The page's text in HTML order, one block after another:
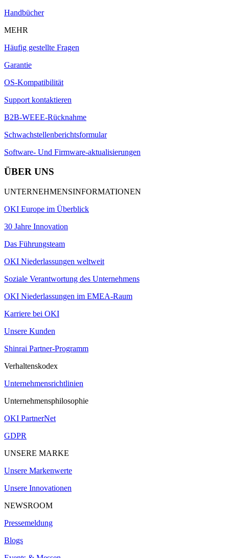
Handbücher
MEHR
Häufig gestellte Fragen
Garantie
OS-Kompatibilität
Support kontaktieren
B2B-WEEE-Rücknahme
Schwachstellenberichtsformular
Software- Und Firmware-aktualisierungen
ÜBER UNS
UNTERNEHMENSINFORMATIONEN
OKI Europe im Überblick
30 Jahre Innovation
Das Führungsteam
OKI Niederlassungen weltweit
Soziale Verantwortung des Unternehmens
OKI Niederlassungen im EMEA-Raum
Karriere bei OKI
Unsere Kunden
Shinrai Partner-Programm
Verhaltenskodex
Unternehmensrichtlinien
Unternehmensphilosophie
OKI PartnerNet
GDPR
UNSERE MARKE
Unsere Markenwerte
Unsere Innovationen
NEWSROOM
Pressemeldung
Blogs